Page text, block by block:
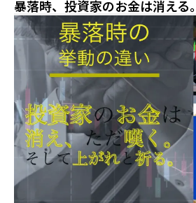
暴落時、投資家のお金は消える。